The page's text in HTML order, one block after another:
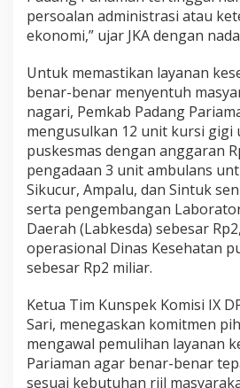
persoalan administrasi atau
ekonomi,” ujar JKA dengan
Untuk memastikan layanan
benar-benar menyentuh
nagari, Pemkab Padang
mengusulkan 12 unit kursi gigi
puskesmas dengan anggaran
pengadaan 3 unit ambulans
Sikucur, Ampalu, dan Sintuk
serta pengembangan
Daerah (Labkesda) sebesar
operasional Dinas Kesehatan
sebesar Rp2 miliar.
Ketua Tim Kunspek Komisi IX
Sari, menegaskan komitmen
mengawal pemulihan layanan
Pariaman agar benar-benar
sesuai kebutuhan riil